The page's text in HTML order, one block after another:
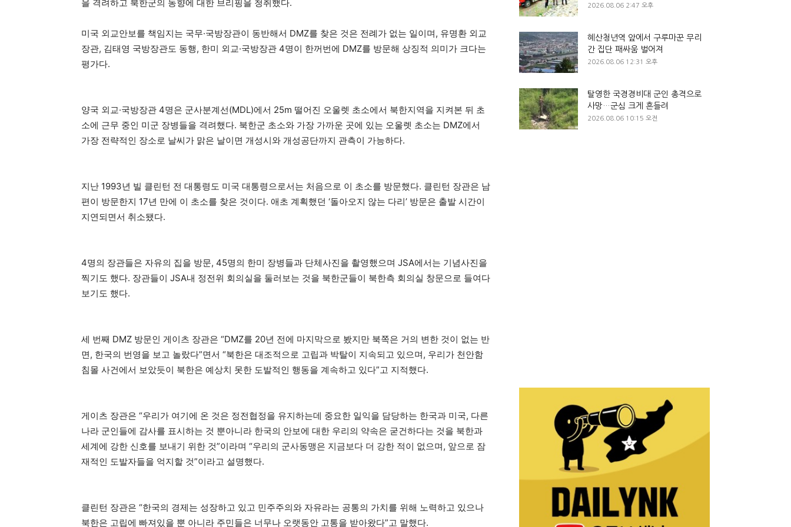
을 격려하고 북한군의 동향에 대한 브리핑을 청취했다.
미국 외교안보를 책임지는 국무·국방장관이 동반해서 DMZ를 찾은 것은 전례가 없는 일이며, 유명환 외교
장관, 김태영 국방장관도 동행, 한미 외교·국방장관 4명이 한꺼번에 DMZ를 방문해 상징적 의미가 크다는
평가다.
양국 외교·국방장관 4명은 군사분계선(MDL)에서 25m 떨어진 오울렛 초소에서 북한지역을 지켜본 뒤 초
소에 근무 중인 미군 장병들을 격려했다. 북한군 초소와 가장 가까운 곳에 있는 오울렛 초소는 DMZ에서
가장 전략적인 장소로 날씨가 맑은 날이면 개성시와 개성공단까지 관측이 가능하다.
지난 1993년 빌 클린턴 전 대통령도 미국 대통령으로서는 처음으로 이 초소를 방문했다. 클린턴 장관은 남
편이 방문한지 17년 만에 이 초소를 찾은 것이다. 애초 계획했던 ‘돌아오지 않는 다리’ 방문은 출발 시간이
지연되면서 취소됐다.
4명의 장관들은 자유의 집을 방문, 45명의 한미 장병들과 단체사진을 촬영했으며 JSA에서는 기념사진을
찍기도 했다. 장관들이 JSA내 정전위 회의실을 둘러보는 것을 북한군들이 북한측 회의실 창문으로 들여다
보기도 했다.
세 번째 DMZ 방문인 게이츠 장관은 “DMZ를 20년 전에 마지막으로 봤지만 북쪽은 거의 변한 것이 없는 반
면, 한국의 번영을 보고 놀랐다”면서 “북한은 대조적으로 고립과 박탈이 지속되고 있으며, 우리가 천안함
침몰 사건에서 보았듯이 북한은 예상치 못한 도발적인 행동을 계속하고 있다”고 지적했다.
게이츠 장관은 “우리가 여기에 온 것은 정전협정을 유지하는데 중요한 일익을 담당하는 한국과 미국, 다른
나라 군인들에 감사를 표시하는 것 뿐아니라 한국의 안보에 대한 우리의 약속은 굳건하다는 것을 북한과
세계에 강한 신호를 보내기 위한 것”이라며 “우리의 군사동맹은 지금보다 더 강한 적이 없으며, 앞으로 잠
재적인 도발자들을 억지할 것”이라고 설명했다.
클린턴 장관은 “한국의 경제는 성장하고 있고 민주주의와 자유라는 공통의 가치를 위해 노력하고 있으나
북한은 고립에 빠져있을 뿐 아니라 주민들은 너무나 오랫동안 고통을 받아왔다”고 말했다.
2026.08.06 2:47 오후
혜산청년역 앞에서 구루마꾼 무리
간 집단 패싸움 벌어져
2026.08.06 12:31 오후
탈영한 국경경비대 군인 총격으로
사망…군심 크게 흔들려
2026.08.06 10:15 오전